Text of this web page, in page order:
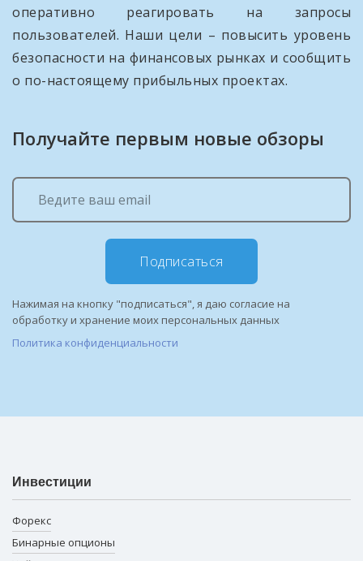
оперативно реагировать на запросы
пользователей. Наши цели – повысить уровень
безопасности на финансовых рынках и сообщить
о по-настоящему прибыльных проектах.
Получайте первым новые обзоры
Подписаться
Нажимая на кнопку "подписаться", я даю согласие на
обработку и хранение моих персональных данных
Политика конфиденциальности
Инвестиции
Форекс
Бинарные опционы